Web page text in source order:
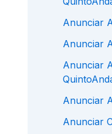
Anunciar
Anunciar
Anunciar
Anunciar
Anunciar